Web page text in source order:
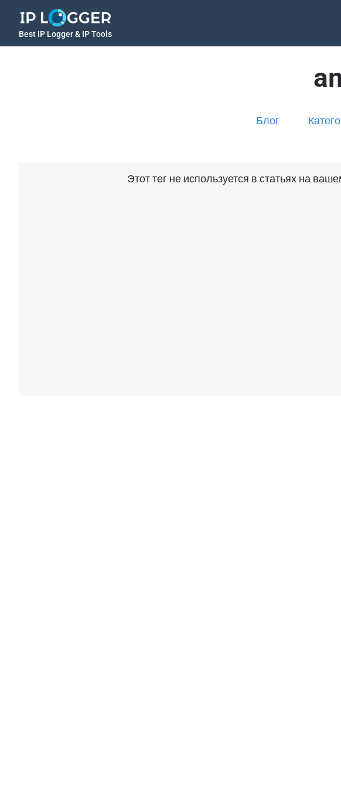
Best IP Logger & IP Tools
Блог